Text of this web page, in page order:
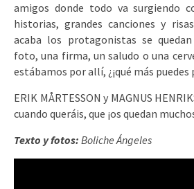
amigos donde todo va surgiendo
historias, grandes canciones y
acaba los protagonistas se
foto, una firma, un saludo o una
estábamos por allí, ¿¡qué más puedes
ERIK MÅRTESSON y MAGNUS
cuando queráis, que ¡os quedan
Texto y fotos: Boliche Ángeles